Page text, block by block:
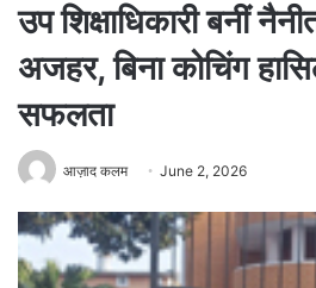
उप शिक्षाधिकारी बनीं
अजहर, बिना कोचिंग
सफलता
आज़ाद कलम June 2, 2026